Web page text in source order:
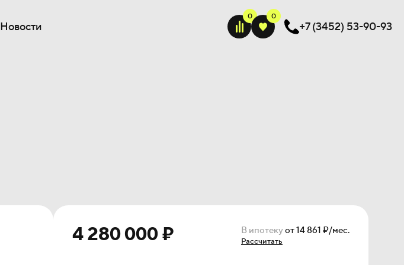
Новости +7 (3452) 53-90-93
4 280 000 ₽ В ипотекуот 14 861 ₽/мес.
Рассчитать